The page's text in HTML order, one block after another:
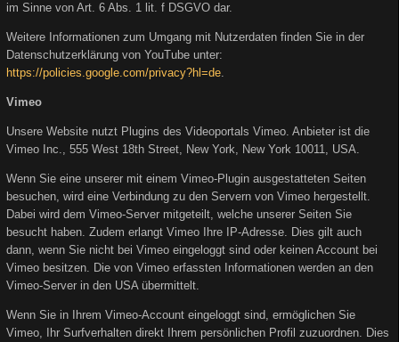
im Sinne von Art. 6 Abs. 1 lit. f DSGVO dar.
Weitere Informationen zum Umgang mit Nutzerdaten finden Sie in der
Datenschutzerklärung von YouTube unter:
https://policies.google.com/privacy?hl=de
Vimeo
Unsere Website nutzt Plugins des Videoportals Vimeo. Anbieter ist die
Vimeo Inc., 555 West 18th Street, New York, New York 10011, USA.
Wenn Sie eine unserer mit einem Vimeo-Plugin ausgestatteten Seiten
besuchen, wird eine Verbindung zu den Servern von Vimeo hergestellt.
Dabei wird dem Vimeo-Server mitgeteilt, welche unserer Seiten Sie
besucht haben. Zudem erlangt Vimeo Ihre IP-Adresse. Dies gilt auch
dann, wenn Sie nicht bei Vimeo eingeloggt sind oder keinen Account bei
Vimeo besitzen. Die von Vimeo erfassten Informationen werden an den
Vimeo-Server in den USA übermittelt.
Wenn Sie in Ihrem Vimeo-Account eingeloggt sind, ermöglichen Sie
Vimeo, Ihr Surfverhalten direkt Ihrem persönlichen Profil zuzuordnen. Dies